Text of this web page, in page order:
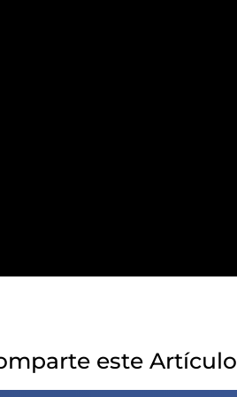
este Artículo